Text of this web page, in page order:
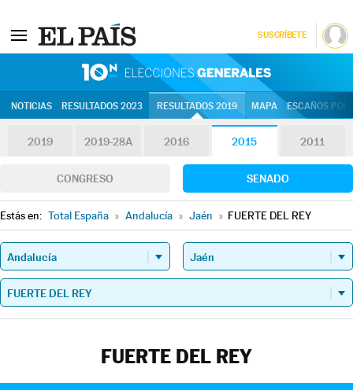
SUSCRÍBETE
NOTICIAS RESULTADOS 2023 RESULTADOS 2019 MAPA ESCAÑOS
2019 2019-28A 2016 2015 2011
CONGRESO SENADO
Estás en: Total España » Andalucía » Jaén » FUERTE DEL REY
FUERTE DEL REY